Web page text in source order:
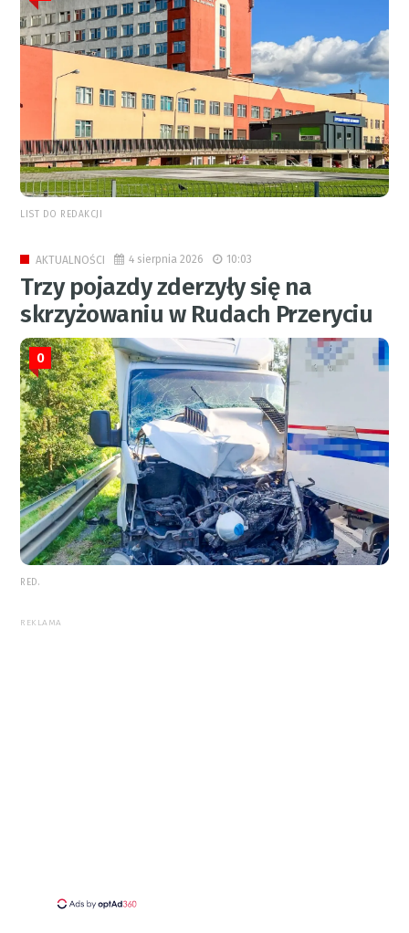
LIST DO REDAKCJI
AKTUALNOŚCI 4 sierpnia 2026 10:03
Trzy pojazdy zderzyły się na
skrzyżowaniu w Rudach Przeryciu
0
RED.
REKLAMA